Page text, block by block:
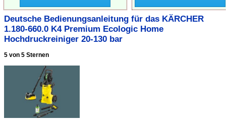
Deutsche Bedienungsanleitung für das KÄRCHER
1.180-660.0 K4 Premium Ecologic Home
Hochdruckreiniger 20-130 bar
5 von 5 Sternen